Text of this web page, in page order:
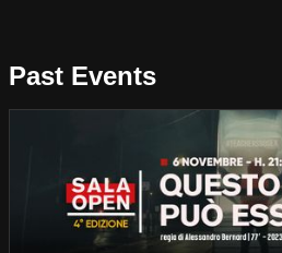
Past Events